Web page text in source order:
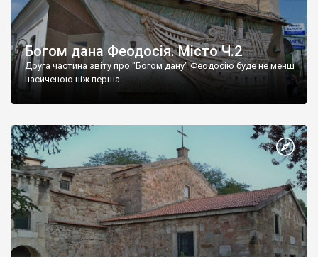
Богом дана Феодосія. Місто Ч.2
Друга частина звіту про "Богом дану" Феодосію буде не менш
насиченою ніж перша.